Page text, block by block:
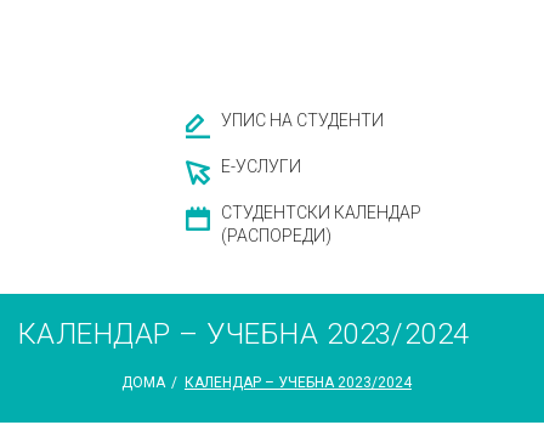
УПИС НА СТУДЕНТИ
Е-УСЛУГИ
СТУДЕНТСКИ КАЛЕНДАР
(РАСПОРЕДИ)
КАЛЕНДАР – УЧЕБНА 2023/2024
ДОМА / КАЛЕНДАР – УЧЕБНА 2023/2024